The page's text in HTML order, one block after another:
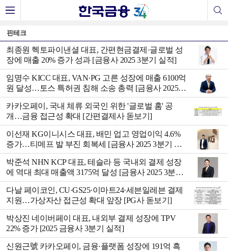
핀테크
최종원 헥토파이낸셜 대표, 간편현금결제·글로벌 성
장에 매출 20% 증가 성과 [금융사 2025 3분기 실적]
임명수 KICC 대표, VAN·PG 고른 성장에 매출 6100억
원 달성…토스 특허권 침해 소송 총력 [금융사 2025 3
분기 실적]
카카오페이, 국내 체류 외국인 위한 '글로벌 홈' 공
개…금융 접근성 확대 [간편결제사 돋보기]
이선재 KG이니시스 대표, 배민 업고 영업이익 4.6%
증가…티메프 발 부진 회복세 [금융사 2025 3분기 실
적]
박준석 NHN KCP 대표, 테슬라 등 국내외 결제 성장
에 역대 최대 매출액 3175억 달성 [금융사 2025 3분기
실적]
다날 페이코인, CU·GS25·이마트24·세븐일레븐 결제
지원…가상자산 접근성 확대 앞장 [PG사 돋보기]
박상진 네이버페이 대표, 내외부 결제 성장에 TPV
22% 증가 [2025 금융사 3분기 실적]
신원근號 카카오페이, 금융·플랫폼 성장에 191억 흑